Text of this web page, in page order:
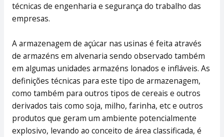
técnicas de engenharia e segurança do trabalho das
empresas.
A armazenagem de açúcar nas usinas é feita através
de armazéns em alvenaria sendo observado também
em algumas unidades armazéns lonados e infláveis. As
definições técnicas para este tipo de armazenagem,
como também para outros tipos de cereais e outros
derivados tais como soja, milho, farinha, etc e outros
produtos que geram um ambiente potencialmente
explosivo, levando ao conceito de área classificada, é